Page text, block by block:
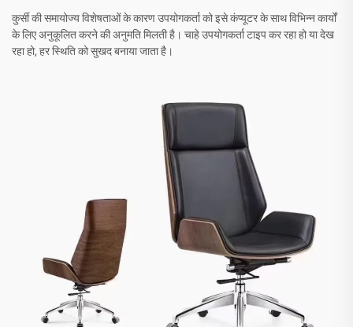
कुर्सी की समायोज्य विशेषताओं के कारण उपयोगकर्ता को इसे कंप्यूटर के साथ विभिन्न कार्यों
के लिए अनुकूलित करने की अनुमति मिलती है। चाहे उपयोगकर्ता टाइप कर रहा हो या देख
रहा हो, हर स्थिति को सुखद बनाया जाता है।